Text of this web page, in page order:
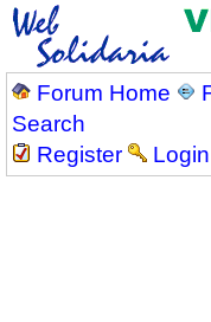
Forum Home
Search
Register
Login